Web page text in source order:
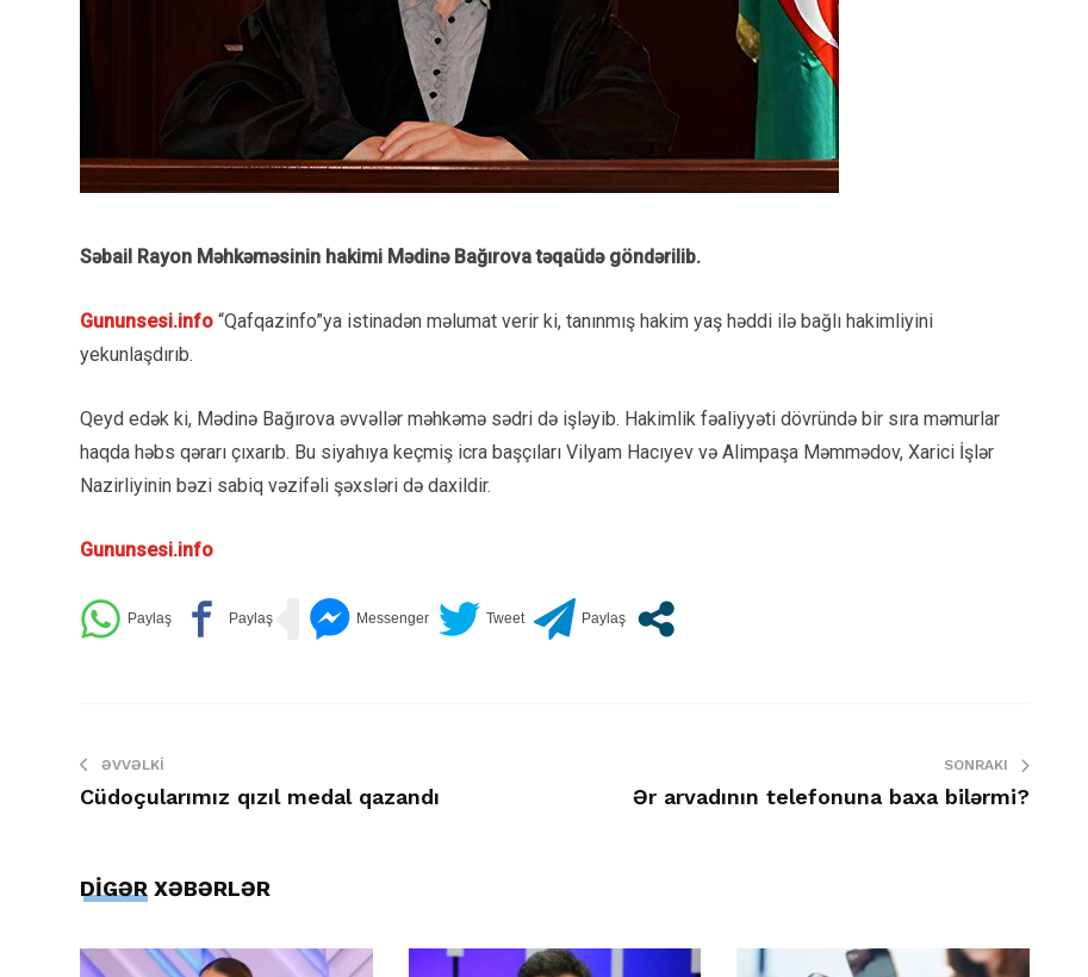
Səbail Rayon Məhkəməsinin hakimi Mədinə Bağırova təqaüdə göndərilib.
Gununsesi.info “Qafqazinfo”ya istinadən məlumat verir ki, tanınmış hakim yaş həddi ilə bağlı hakimliyini
yekunlaşdırıb.
Qeyd edək ki, Mədinə Bağırova əvvəllər məhkəmə sədri də işləyib. Hakimlik fəaliyyəti dövründə bir sıra məmurlar
haqda həbs qərarı çıxarıb. Bu siyahıya keçmiş icra başçıları Vilyam Hacıyev və Alimpaşa Məmmədov, Xarici İşlər
Nazirliyinin bəzi sabiq vəzifəli şəxsləri də daxildir.
Gununsesi.info
ƏVVƏLKI
Cüdoçularımız qızıl medal qazandı
SONRAKI
Ər arvadının telefonuna baxa bilərmi?
DİGƏR XƏBƏRLƏR